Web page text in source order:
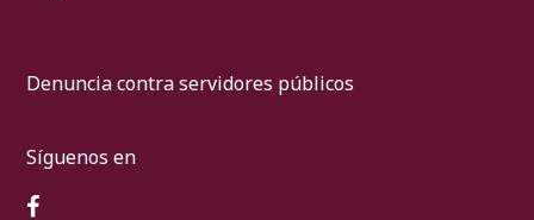
Denuncia contra servidores públicos
Síguenos en